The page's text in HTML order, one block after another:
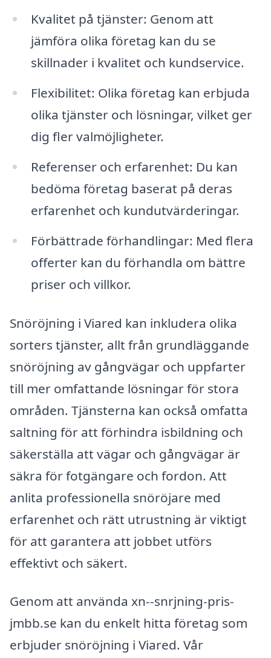
Kvalitet på tjänster: Genom att
jämföra olika företag kan du se
skillnader i kvalitet och kundservice.
Flexibilitet: Olika företag kan erbjuda
olika tjänster och lösningar, vilket ger
dig fler valmöjligheter.
Referenser och erfarenhet: Du kan
bedöma företag baserat på deras
erfarenhet och kundutvärderingar.
Förbättrade förhandlingar: Med flera
offerter kan du förhandla om bättre
priser och villkor.
Snöröjning i Viared kan inkludera olika
sorters tjänster, allt från grundläggande
snöröjning av gångvägar och uppfarter
till mer omfattande lösningar för stora
områden. Tjänsterna kan också omfatta
saltning för att förhindra isbildning och
säkerställa att vägar och gångvägar är
säkra för fotgängare och fordon. Att
anlita professionella snöröjare med
erfarenhet och rätt utrustning är viktigt
för att garantera att jobbet utförs
effektivt och säkert.
Genom att använda xn--snrjning-pris-
jmbb.se kan du enkelt hitta företag som
erbjuder snöröjning i Viared. Vår